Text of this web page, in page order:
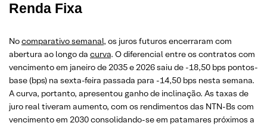
Renda Fixa
Nocomparativo semanal, os juros futuros encerraram com
abertura ao longo da curva. O diferencial entre os contratos com
vencimento em janeiro de 2035 e 2026 saiu de -18,50 bps pontos-
base (bps) na sexta-feira passada para -14,50 bps nesta semana.
A curva, portanto, apresentou ganho de inclinação. As taxas de
juro real tiveram aumento, com os rendimentos das NTN-Bs com
vencimento em 2030 consolidando-se em patamares próximos a